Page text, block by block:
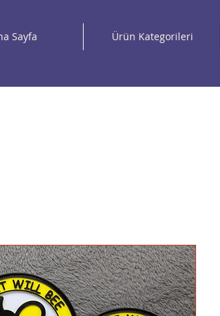
Sayfa Ürün Kategorileri